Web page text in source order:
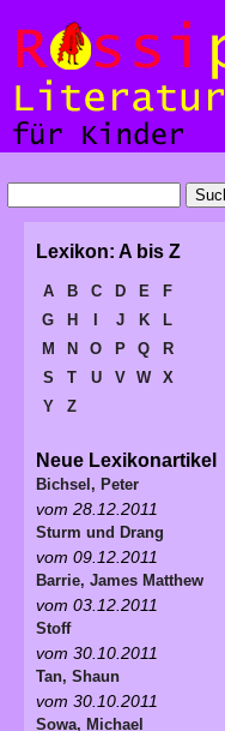
Lexikon: A bis Z
A B C D E
F
G
H J K
L
M
N O P Q
R
S
T U V W
X
Y
Z
Neue Lexikonartikel
Bichsel, Peter
vom 28.12.2011
Sturm und Drang
vom 09.12.2011
Barrie, James Matthew
vom 03.12.2011
Stoff
vom 30.10.2011
Tan, Shaun
vom 30.10.2011
Sowa, Michael